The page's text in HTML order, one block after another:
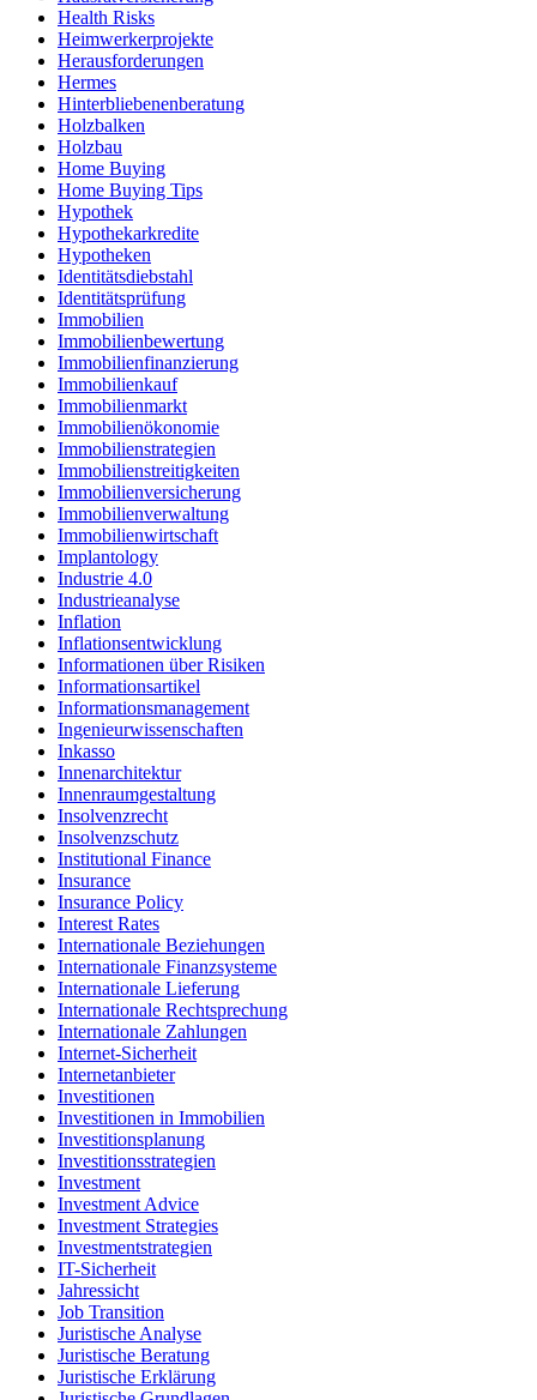
Health Risks
Heimwerkerprojekte
Herausforderungen
Hermes
Hinterbliebenenberatung
Holzbalken
Holzbau
Home Buying
Home Buying Tips
Hypothek
Hypothekarkredite
Hypotheken
Identitätsdiebstahl
Identitätsprüfung
Immobilien
Immobilienbewertung
Immobilienfinanzierung
Immobilienkauf
Immobilienmarkt
Immobilienökonomie
Immobilienstrategien
Immobilienstreitigkeiten
Immobilienversicherung
Immobilienverwaltung
Immobilienwirtschaft
Implantology
Industrie 4.0
Industrieanalyse
Inflation
Inflationsentwicklung
Informationen über Risiken
Informationsartikel
Informationsmanagement
Ingenieurwissenschaften
Inkasso
Innenarchitektur
Innenraumgestaltung
Insolvenzrecht
Insolvenzschutz
Institutional Finance
Insurance
Insurance Policy
Interest Rates
Internationale Beziehungen
Internationale Finanzsysteme
Internationale Lieferung
Internationale Rechtsprechung
Internationale Zahlungen
Internet-Sicherheit
Internetanbieter
Investitionen
Investitionen in Immobilien
Investitionsplanung
Investitionsstrategien
Investment
Investment Advice
Investment Strategies
Investmentstrategien
IT-Sicherheit
Jahressicht
Job Transition
Juristische Analyse
Juristische Beratung
Juristische Erklärung